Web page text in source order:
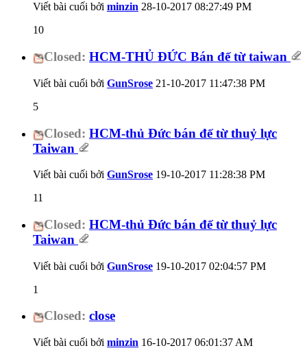
Viết bài cuối bởi minzin 28-10-2017 08:27:49 PM
10
Closed: HCM-THỦ ĐỨC Bán đế từ taiwan
Viết bài cuối bởi GunSrose 21-10-2017 11:47:38 PM
5
Closed: HCM-thủ Đức bán đế từ thuỷ lực
Taiwan
Viết bài cuối bởi GunSrose 19-10-2017 11:28:38 PM
11
Closed: HCM-thủ Đức bán đế từ thuỷ lực
Taiwan
Viết bài cuối bởi GunSrose 19-10-2017 02:04:57 PM
1
Closed: close
Viết bài cuối bởi minzin 16-10-2017 06:01:37 AM